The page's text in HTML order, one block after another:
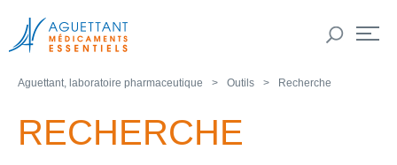
Aguettant, laboratoire pharmaceutique Outils Recherche
RECHERCHE